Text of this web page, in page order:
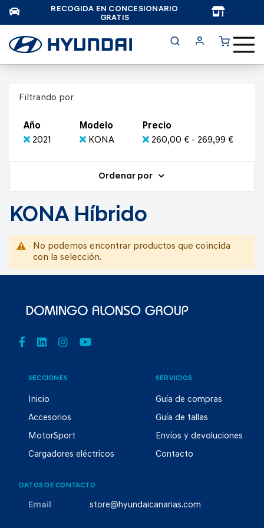
RECOGIDA EN CONCESIONARIO
GRATIS
Filtrando por
Año
2021
Modelo
KONA
Precio
260,00 € - 269,99 €
Ordenar por
KONA Híbrido
No podemos encontrar productos que coincida
con la selección.
SECCIONES
Inicio
Accesorios
MotorSport
Cargadores eléctricos
SERVICIOS
Guía de compras
Guía de tallas
Envíos y devoluciones
Contacto
DATOS DE CONTACTO
Email store@hyundaicanarias.com